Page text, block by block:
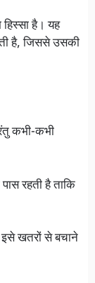
हिस्सा है। यह
है, जिससे उसकी
कभी-कभी
रहती है ताकि
खतरों से बचाने